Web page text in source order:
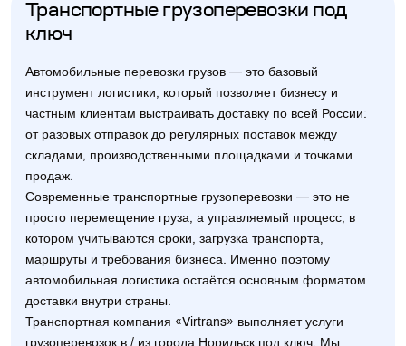
Транспортные грузоперевозки под
ключ
Автомобильные перевозки грузов — это базовый
инструмент логистики, который позволяет бизнесу и
частным клиентам выстраивать доставку по всей России:
от разовых отправок до регулярных поставок между
складами, производственными площадками и точками
продаж.
Современные транспортные грузоперевозки — это не
просто перемещение груза, а управляемый процесс, в
котором учитываются сроки, загрузка транспорта,
маршруты и требования бизнеса. Именно поэтому
автомобильная логистика остаётся основным форматом
доставки внутри страны.
Транспортная компания «Virtrans» выполняет услуги
грузоперевозок в / из города Норильск под ключ. Мы